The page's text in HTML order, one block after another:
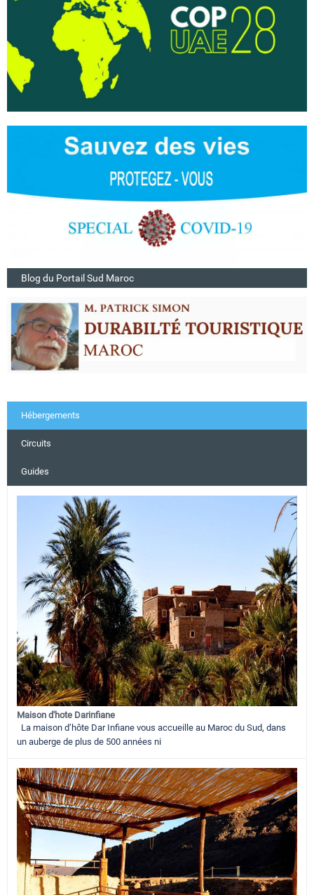
Blog du Portail Sud Maroc
Hébergements
Circuits
Guides
Maison d'hote Darinfiane
La maison d’hôte Dar Infiane vous accueille au Maroc du Sud, dans
un auberge de plus de 500 années ni